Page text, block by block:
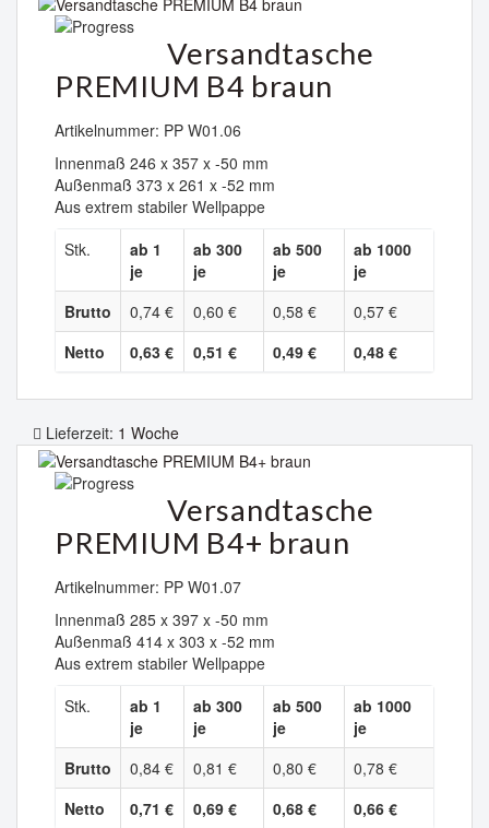
Versandtasche
PREMIUM B4 braun
Artikelnummer: PP W01.06
Innenmaß 246 x 357 x -50 mm
Außenmaß 373 x 261 x -52 mm
Aus extrem stabiler Wellpappe
Stk.
ab 1
je
ab 300
je
ab 500
je
ab 1000
je
Brutto
0,74 € 0,60 € 0,58 €
0,57 €
Netto
0,63 € 0,51 € 0,49 € 0,48 €
Lieferzeit: 1 Woche
Versandtasche
PREMIUM B4+ braun
Artikelnummer: PP W01.07
Innenmaß 285 x 397 x -50 mm
Außenmaß 414 x 303 x -52 mm
Aus extrem stabiler Wellpappe
Stk.
ab 1
je
ab 300
je
ab 500
je
ab 1000
je
Brutto
0,84 € 0,81 € 0,80 €
0,78 €
Netto
0,71 € 0,69 € 0,68 € 0,66 €